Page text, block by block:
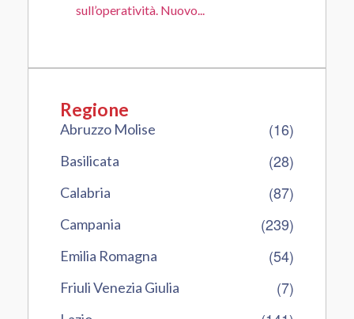
sull’operatività. Nuovo...
Regione
Abruzzo Molise (16)
Basilicata (28)
Calabria (87)
Campania (239)
Emilia Romagna (54)
Friuli Venezia Giulia (7)